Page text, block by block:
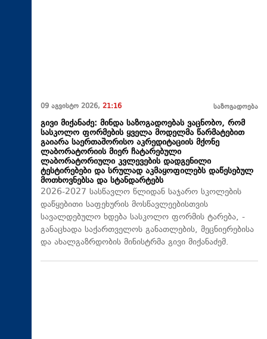
09 აგვისტო 2026, 21:16 საზოგადოება
გივი მიქანაძე: მინდა საზოგადოებას ვაცნობო, რომ
სასკოლო ფორმების ყველა მოდელმა წარმატებით
გაიარა საერთაშორისო აკრედიტაციის მქონე
ლაბორატორიის მიერ ჩატარებული
ლაბორატორიული კვლევების დადგენილი
ტესტირებები და სრულად აკმაყოფილებს დაწესებულ
მოთხოვნებსა და სტანდარტებს
2026-2027 სასწავლო წლიდან საჯარო სკოლების
დაწყებითი საფეხურის მოსწავლეებისთვის
სავალდებულო ხდება სასკოლო ფორმის ტარება, -
განაცხადა საქართველოს განათლების, მეცნიერებისა
და ახალგაზრდობის მინისტრმა გივი მიქანაძემ.